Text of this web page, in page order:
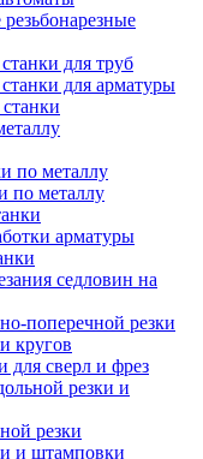
для труб
для арматуры
по металлу
по металлу
арматуры
седловин на
поперечной резки
кругов
для сверл и фрез
резки и
резки
и штамповки